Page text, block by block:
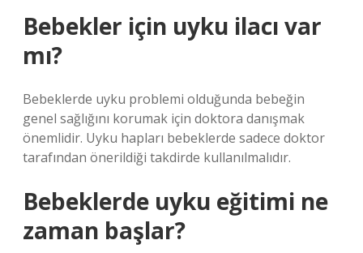
Bebekler için uyku ilacı var
mı?
Bebeklerde uyku problemi olduğunda bebeğin
genel sağlığını korumak için doktora danışmak
önemlidir. Uyku hapları bebeklerde sadece doktor
tarafından önerildiği takdirde kullanılmalıdır.
Bebeklerde uyku eğitimi ne
zaman başlar?